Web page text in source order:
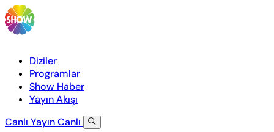
Diziler
Programlar
Show Haber
Yayın Akışı
Canlı YayınCanlı